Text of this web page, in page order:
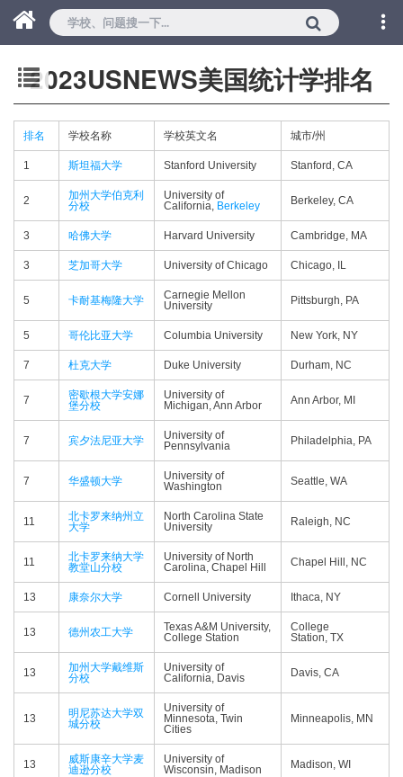
2023USNEWS美国统计学排名
排名 学校名称 学校英文名 城市/州
1 斯坦福大学 Stanford University Stanford, CA
2
加州大学伯克利
分校
University of
California, Berkeley Berkeley, CA
3 哈佛大学 Harvard University Cambridge, MA
3 芝加哥大学 University of Chicago Chicago, IL
5 卡耐基梅隆大学
Carnegie Mellon
University
Pittsburgh, PA
5 哥伦比亚大学 Columbia University New York, NY
7 杜克大学 Duke University Durham, NC
7
密歇根大学安娜
堡分校
University of
Michigan, Ann Arbor
Ann Arbor, MI
7 宾夕法尼亚大学
University of
Pennsylvania
Philadelphia, PA
7 华盛顿大学
University of
Washington
Seattle, WA
11
北卡罗来纳州立
大学
North Carolina State
University
Raleigh, NC
11
北卡罗来纳大学
教堂山分校
University of North
Carolina, Chapel Hill
Chapel Hill, NC
13 康奈尔大学 Cornell University Ithaca, NY
13 德州农工大学
Texas A&M University,
College Station
College
Station, TX
13
加州大学戴维斯
分校
University of
California, Davis
Davis, CA
13
明尼苏达大学双
城分校
University of
Minnesota, Twin
Cities
Minneapolis, MN
13
威斯康辛大学麦
迪逊分校
University of
Wisconsin, Madison
Madison, WI